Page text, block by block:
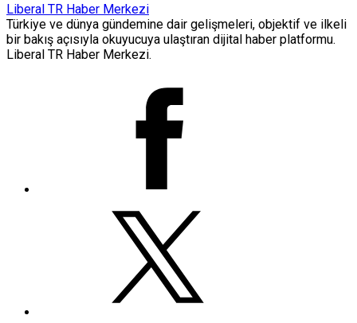
Liberal TR Haber Merkezi
Türkiye ve dünya gündemine dair gelişmeleri, objektif ve ilkeli
bir bakış açısıyla okuyucuya ulaştıran dijital haber platformu.
Liberal TR Haber Merkezi.